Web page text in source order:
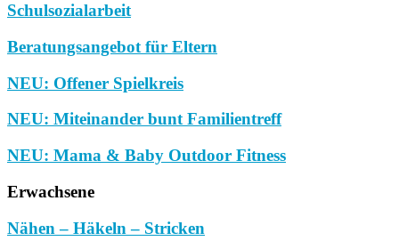
Schulsozialarbeit
Beratungsangebot für Eltern
NEU: Offener Spielkreis
NEU: Miteinander bunt Familientreff
NEU: Mama & Baby Outdoor Fitness
Erwachsene
Nähen – Häkeln – Stricken